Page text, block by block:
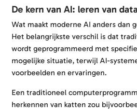
De kern van AI: leren van data
Wat maakt moderne AI anders dan
Het belangrijkste verschil is dat
wordt geprogrammeerd met
mogelijke situatie, terwijl AI-
voorbeelden en ervaringen.
Een traditioneel
herkennen van katten zou